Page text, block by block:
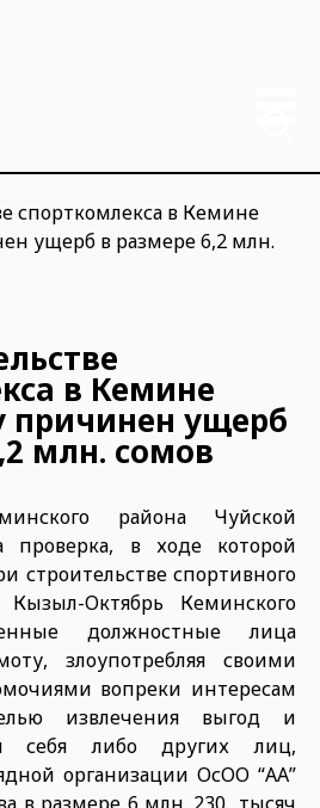
в Кемине
причинен ущерб
млн. сомов
района Чуйской
проверка, в ходе которой
строительстве спортивного
Октябрь Кеминского
должностные лица
злоупотребляя своими
вопреки интересам
извлечения выгод и
себя либо других лиц,
организации ОсОО “АА”